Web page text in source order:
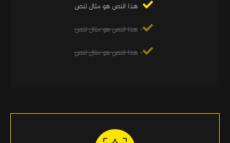
هذا النص هو مثال لنص
هذا النص هو مثال لنص
هذا النص هو مثال لنص